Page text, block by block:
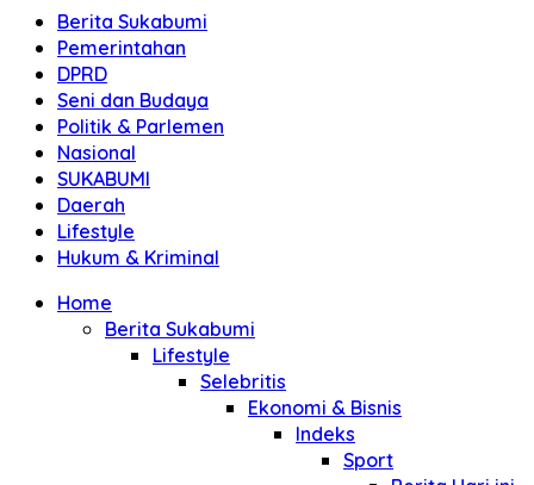
Berita Sukabumi
Pemerintahan
DPRD
Seni dan Budaya
Politik & Parlemen
Nasional
SUKABUMI
Daerah
Lifestyle
Hukum & Kriminal
Home
Berita Sukabumi
Lifestyle
Selebritis
Ekonomi & Bisnis
Indeks
Sport